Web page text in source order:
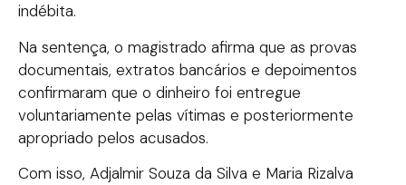
indébita.
Na sentença, o magistrado afirma que as provas
documentais, extratos bancários e depoimentos
confirmaram que o dinheiro foi entregue
voluntariamente pelas vítimas e posteriormente
apropriado pelos acusados.
Com isso, Adjalmir Souza da Silva e Maria Rizalva